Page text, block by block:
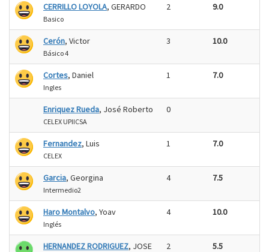
CERRILLO LOYOLA, GERARDO
Basico
2 9.0
Cerón, Victor
Básico 4
3 10.0
Cortes, Daniel
Ingles
1 7.0
Enriquez Rueda, José Roberto
CELEX UPIICSA
0
Fernandez, Luis
CELEX
1 7.0
Garcia, Georgina
Intermedio2
4 7.5
Haro Montalvo, Yoav
Inglés
4 10.0
HERNANDEZ RODRIGUEZ, JOSE
2 5.5